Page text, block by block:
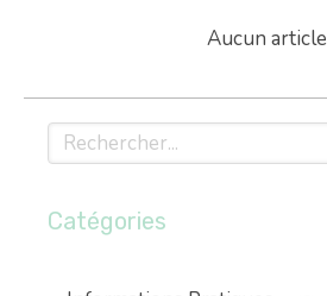
Aucun article
Rechercher
Catégories